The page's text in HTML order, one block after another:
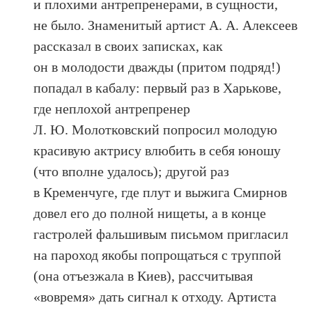
и плохими антрепренерами, в сущности,
не было. Знаменитый артист А. А. Алексеев
рассказал в своих записках, как
он в молодости дважды (притом подряд!)
попадал в кабалу: первый раз в Харькове,
где неплохой антрепренер
Л. Ю. Молотковский попросил молодую
красивую актрису влюбить в себя юношу
(что вполне удалось); другой раз
в Кременчуге, где плут и выжига Смирнов
довел его до полной нищеты, а в конце
гастролей фальшивым письмом пригласил
на пароход якобы попрощаться с труппой
(она отъезжала в Киев), рассчитывая
«вовремя» дать сигнал к отходу. Артиста